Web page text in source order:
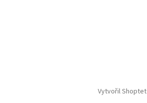
Vytvořil Shoptet